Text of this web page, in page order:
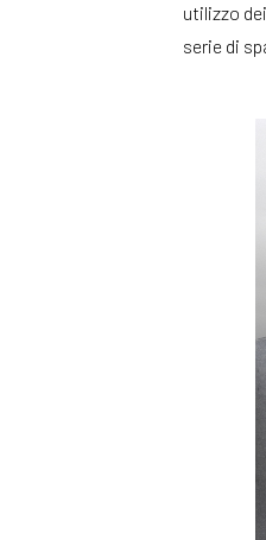
utilizzo
serie di